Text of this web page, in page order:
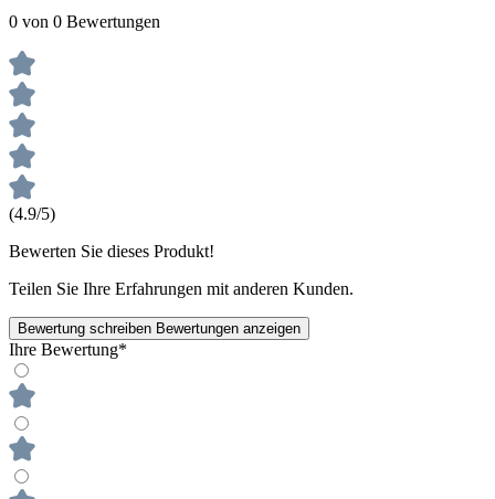
0 von 0 Bewertungen
(4.9/5)
Bewerten Sie dieses Produkt!
Teilen Sie Ihre Erfahrungen mit anderen Kunden.
Bewertung schreiben Bewertungen anzeigen
Ihre Bewertung*